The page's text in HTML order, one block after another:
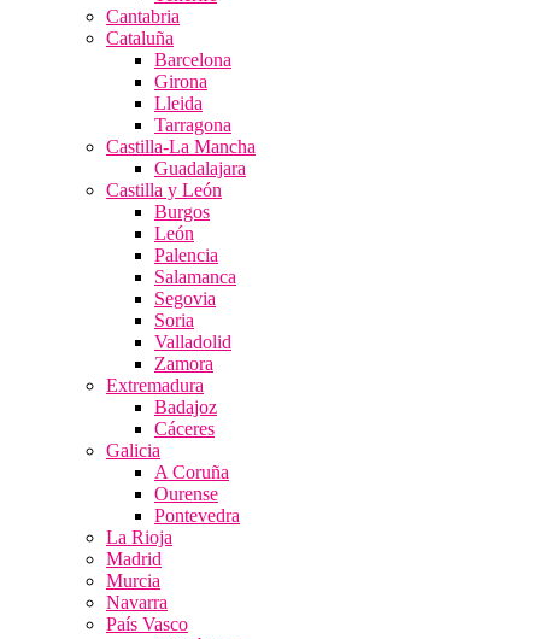
Cantabria
Cataluña
Barcelona
Girona
Lleida
Tarragona
Castilla-La Mancha
Guadalajara
Castilla y León
Burgos
León
Palencia
Salamanca
Segovia
Soria
Valladolid
Zamora
Extremadura
Badajoz
Cáceres
Galicia
A Coruña
Ourense
Pontevedra
La Rioja
Madrid
Murcia
Navarra
País Vasco